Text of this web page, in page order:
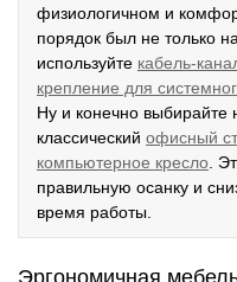
физиологичном и
порядок был не только
используйте кабель-
крепление для
Ну и конечно выбирайте
классический офисный
компьютерное кресло .
правильную осанку и
время работы.
Эргономичная